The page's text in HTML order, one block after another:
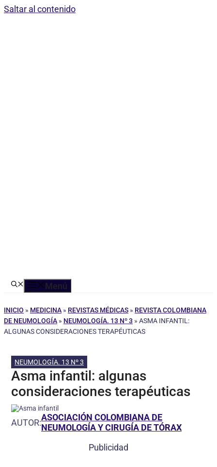
Saltar al contenido
Menú
INICIO » MEDICINA » REVISTAS MÉDICAS » REVISTA COLOMBIANA
DE NEUMOLOGÍA » NEUMOLOGÍA. 13 Nº 3 » ASMA INFANTIL:
ALGUNAS CONSIDERACIONES TERAPÉUTICAS
NEUMOLOGÍA. 13 Nº 3
Asma infantil: algunas
consideraciones terapéuticas
AUTOR:ASOCIACIÓN COLOMBIANA DE
NEUMOLOGÍA Y CIRUGÍA DE TÓRAX
Publicidad